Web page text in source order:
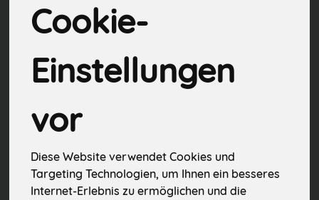
Cookie-
Einstellungen
vor
Diese Website verwendet Cookies und
Targeting Technologien, um Ihnen ein besseres
Internet-Erlebnis zu ermöglichen und die
Limonaden
Bier
alkoholfreies Bier
Spirituosen & Liköre
Glühwein & Punsch